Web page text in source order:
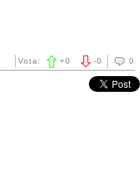
0
-0
Vota: +0